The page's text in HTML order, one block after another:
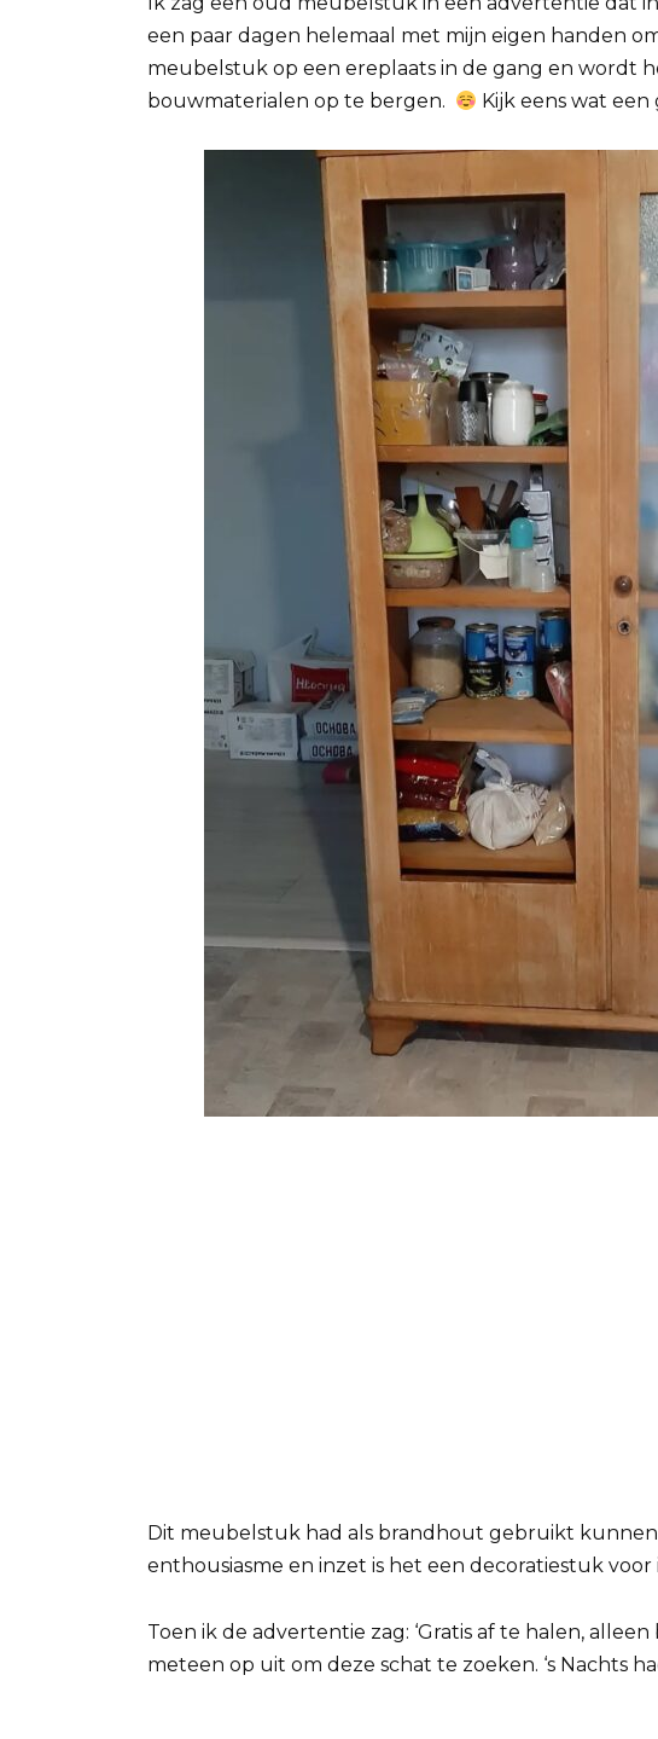
een paar dagen helemaal met mijn eigen handen
meubelstuk op een ereplaats in de gang en wordt
bouwmaterialen op te bergen.
Kijk eens wat
Dit meubelstuk had als brandhout gebruikt
enthousiasme en inzet is het een decoratiestuk voor
Toen ik de advertentie zag: ‘Gratis af te halen,
meteen op uit om deze schat te zoeken. ‘s Nachts